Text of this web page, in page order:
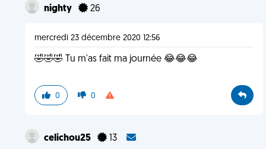
nighty 26
mercredi 23 décembre 2020 12:56
🤣🤣🤣 Tu m'as fait ma journée 😂😂😂
0 0
celichou25 13